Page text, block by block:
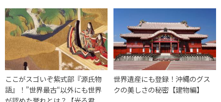
ここがスゴいぞ紫式部『源氏物
語』！”世界最古“以外にも世界
世界遺産にも登録！沖縄のグス
クの美しさの秘密【建物編】